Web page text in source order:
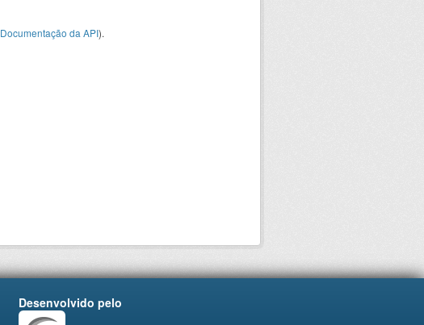
Documentação da API).
Desenvolvido pelo